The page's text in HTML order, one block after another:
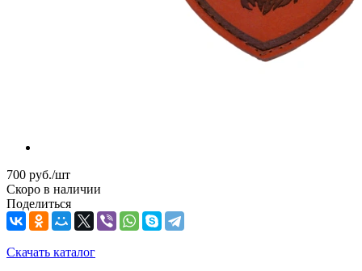
700 руб./шт
Скоро в наличии
Поделиться
Скачать каталог